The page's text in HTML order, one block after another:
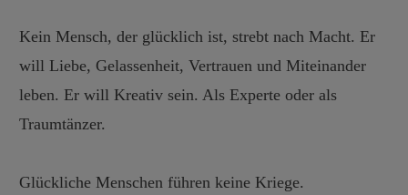
Kein Mensch, der glücklich ist, strebt nach Macht. Er
will Liebe, Gelassenheit, Vertrauen und Miteinander
leben. Er will Kreativ sein. Als Experte oder als
Traumtänzer.
Glückliche Menschen führen keine Kriege.